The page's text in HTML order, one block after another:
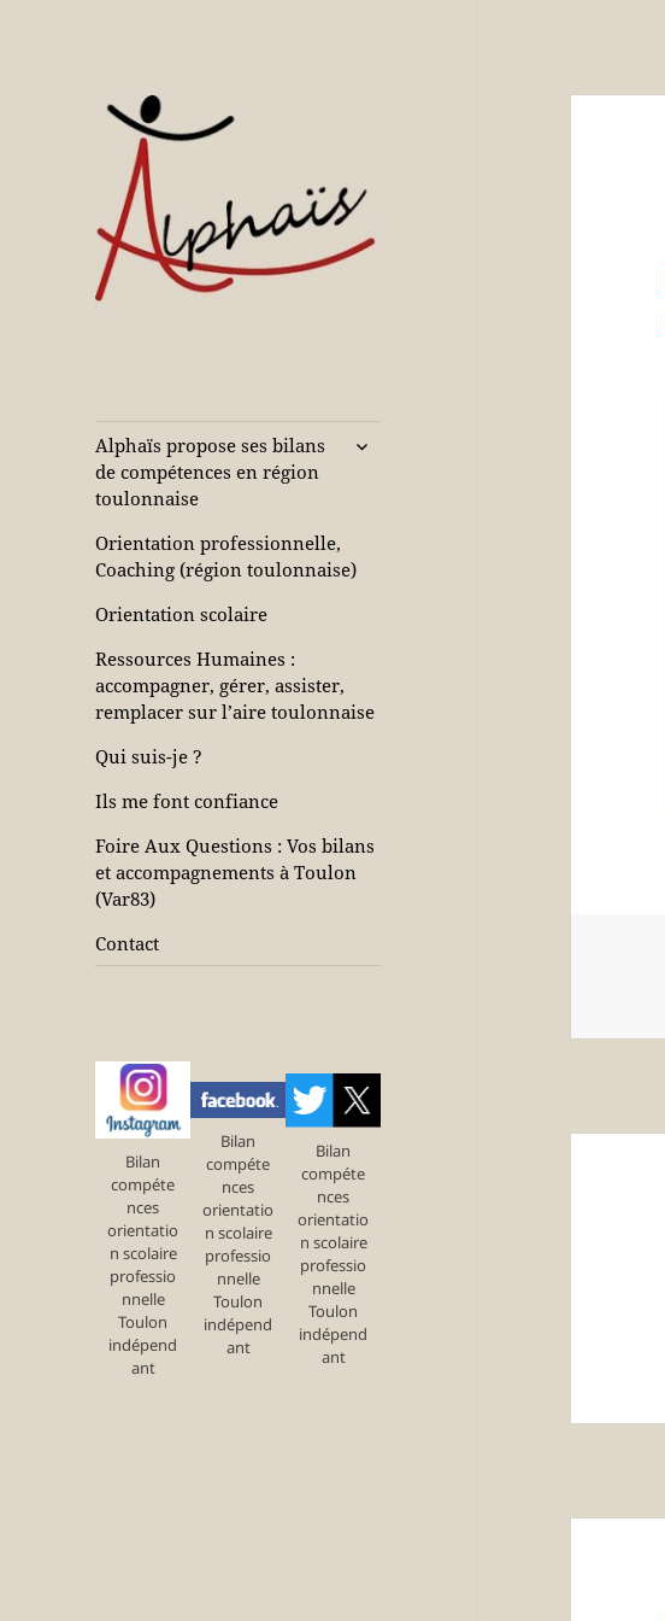
compétences et
orientations
adultes et jeunes
Alphaïs propose ses bilans
de compétences en région
toulonnaise
ouvrir
Orientation professionnelle,
Coaching (région toulonnaise)
Orientation scolaire
Ressources Humaines :
accompagner, gérer, assister,
remplacer sur l’aire toulonnaise
Qui suis-je ?
Ils me font confiance
Foire Aux Questions : Vos bilans
et accompagnements à Toulon
(Var83)
Contact
Bilan
compéte
nces
orientatio
n scolaire
professio
nnelle
Toulon
indépend
ant
Bilan
compéte
nces
orientatio
n scolaire
professio
nnelle
Toulon
indépend
ant
Bilan
compéte
nces
orientatio
n scolaire
professio
nnelle
Toulon
indépend
ant